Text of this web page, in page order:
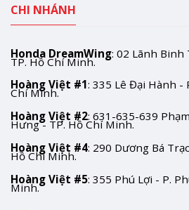
CHI NHÁNH
Honda DreamWing: 02 Lãnh Binh
TP. Hồ Chí Minh.
Hoàng Việt #1: 335 Lê Đại Hành -
Chí Minh.
Hoàng Việt #2: 631-635-639
Hưng - TP. Hồ Chí Minh.
Hoàng Việt #4: 290 Dương Bá
Hồ Chí Minh.
Hoàng Việt #5: 355 Phú Lợi - P.
Minh.